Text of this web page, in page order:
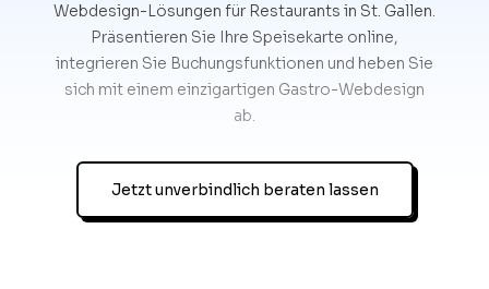
Webdesign-Lösungen für Restaurants in St. Gallen.
Präsentieren Sie Ihre Speisekarte online,
integrieren Sie Buchungsfunktionen und heben Sie
sich mit einem einzigartigen Gastro-Webdesign
ab.
Jetzt unverbindlich beraten lassen